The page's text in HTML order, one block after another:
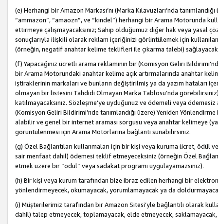
(e) Herhangi bir Amazon Markası’nı (Marka Kılavuzları’nda
“ammazon”, “amaozn”, ve “kindel”) herhangi bir Arama Motorunda
ettirmeye çalışmayacaksınız; Sahip olduğumuz diğer hak veya yasal
sonuçlarıyla ilişkili olarak reklam içeriğinizi görüntülemek için
(örneğin, negatif anahtar kelime teklifleri ile çıkarma talebi)
(f) Yapacağınız ücretli arama reklamının bir (Komisyon Geliri
bir Arama Motorundaki anahtar kelime açık artırmalarında anahtar
iştiraklerinin markaları ve bunların değiştirilmiş ya da yazım hataları
olmayan bir listesini Tahdidi Olmayan Marka Tablosu’nda
katılmayacaksınız. Sözleşme’ye uyduğunuz ve ödemeli veya
(Komisyon Geliri Bildirimi’nde tanımlandığı üzere) Yeniden
alabilir ve genel bir internet araması sorgusu veya anahtar kelimeye
görüntülenmesi için Arama Motorlarına bağlantı sunabilirsiniz.
(g) Özel Bağlantıları kullanmaları için bir kişi veya kuruma ücret, ödül
sair menfaat dahil) ödemesi teklif etmeyeceksiniz (örneğin Özel
etmek üzere bir “ödül” veya sadakat programı uygulayamazsınız).
(h) Bir kişi veya kurum tarafından bize ibraz edilen herhangi bir
yönlendirmeyecek, okumayacak, yorumlamayacak ya da
(i) Müşterilerimiz tarafından bir Amazon Sitesi’yle bağlantılı olarak
dahil) talep etmeyecek, toplamayacak, elde etmeyecek,